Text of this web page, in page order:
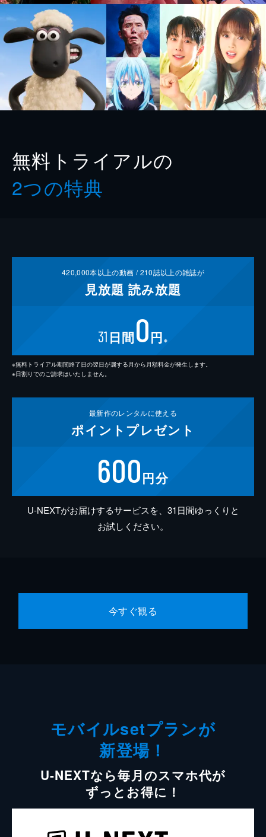
無料トライアルの
2つの特典
420,000本以上の動画 /210誌以上の雑誌が
見放題 読み放題
31 日間0円 ※
※無料トライアル期間終了日の翌日が属する月から月額料金が発生します。
※日割りでのご請求はいたしません。
最新作のレンタルに使える
ポイント プレゼント
600円分
U-NEXTがお届けするサービスを、31日間ゆっくりと
お試しください。
今すぐ観る
モバイルsetプランが
新登場！
U-NEXTなら毎月のスマホ代が
ずっとお得に！